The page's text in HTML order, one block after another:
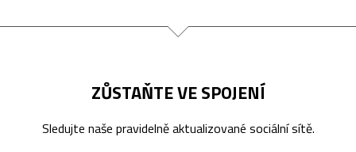
ZŮSTAŇTE VE SPOJENÍ
Sledujte naše pravidelně aktualizované sociální sítě.